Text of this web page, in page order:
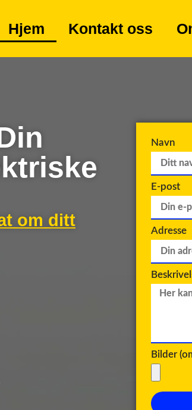
Hjem Kontakt oss
om ditt
Navn
E-post
Adresse
Bilder